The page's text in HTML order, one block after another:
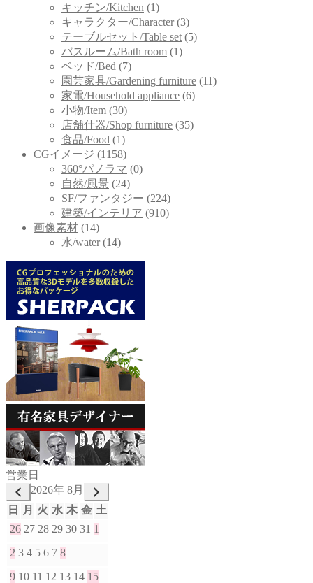
キッチン/Kitchen (1)
キャラクター/Character (3)
テーブルセット/Table set (5)
バスルーム/Bath room (1)
ベッド/Bed (7)
園芸家具/Gardening furniture (11)
家電/Household appliance (6)
小物/Item (30)
店舗什器/Shop furniture (35)
食品/Food (1)
CGイメージ (1158)
360°パノラマ (0)
自然/風景 (24)
SF/ファンタジー (224)
建築/インテリア (910)
画像素材 (14)
水/water (14)
営業日
2026年 8月
日
月 火 水 木 金 土
26 27 28 29 30 31 1
2 3 4 5 6 7 8
9 10 11 12 13 14 15